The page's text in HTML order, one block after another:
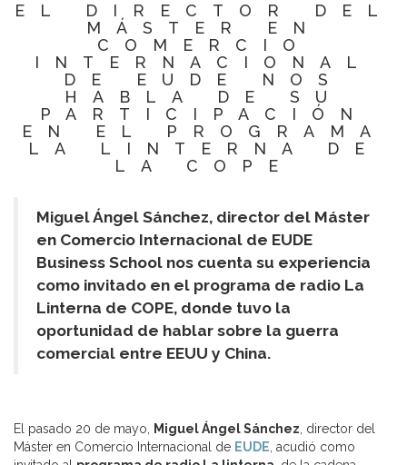
EL DIRECTOR DEL
MÁSTER EN
COMERCIO
INTERNACIONAL
DE EUDE NOS
HABLA DE SU
PARTICIPACIÓN
EN EL PROGRAMA
LA LINTERNA DE
LA COPE
Miguel Ángel Sánchez, director del Máster
en Comercio Internacional de EUDE
Business School nos cuenta su experiencia
como invitado en el programa de radio La
Linterna de COPE, donde tuvo la
oportunidad de hablar sobre la guerra
comercial entre EEUU y China.
El pasado 20 de mayo, Miguel Ángel Sánchez , director del
Máster en Comercio Internacional de EUDE , acudió como